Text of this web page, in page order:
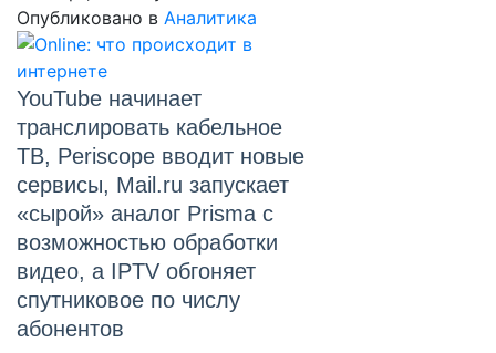
Опубликовано в Аналитика
YouTube начинает
транслировать кабельное
ТВ, Periscope вводит новые
сервисы, Mail.ru запускает
«сырой» аналог Prisma с
возможностью обработки
видео, а IPTV обгоняет
спутниковое по числу
абонентов